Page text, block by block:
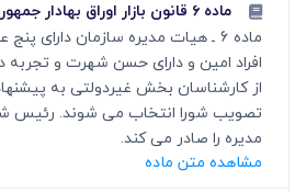
ماده ۶ قانون بازار اوراق بهادار جمهوری اسلامی ایران
ماده 6 ـ هیات مدیره سازمان دارای
افراد امین و دارای حسن شهرت و تجربه
از کارشناسان بخش غیردولتی به
تصویب شورا انتخاب می شوند. رئیس
مدیره را صادر می کند.
مشاهده متن ماده